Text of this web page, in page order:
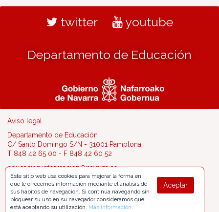
twitter youtube
Departamento de Educación
Aviso legal
Departamento de Educación
C/ Santo Domingo S/N - 31001 Pamplona
T 848 42 65 00 - F 848 42 60 52
educacion.informacion@navarra.es
Aceptar
Este sitio web usa cookies para mejorar la forma en
que le ofrecemos información mediante el análisis de
sus hábitos de navegación. Si continúa navegando sin
bloquear su uso en su navegador consideramos que
está aceptando su utilización. Más información.